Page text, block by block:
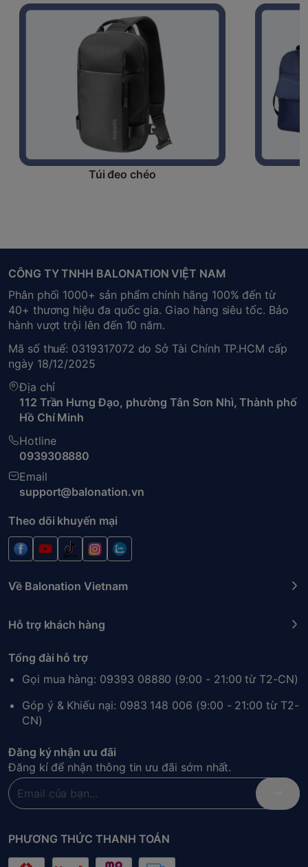
Túi đeo chéo
CÔNG TY TNHH BALONATION VIỆT NAM
Phân phối 1000+ sản phẩm chính hãng 100% đến từ
40+ thương hiệu đa quốc gia. Giao hàng siêu tốc. Bảo
hành vượt trội lên đến 10 năm.
Mã số thuế: 0319317072 do Sở Tài Chính TP.HCM cấp
ngày 18/12/2025
Địa chỉ
112 Trần Hưng Đạo, phường Tân Sơn Nhì, Thành phố
Hồ Chí Minh
Hotline
0939308880
Email
support@balonation.vn
Theo dõi khuyến mại
Về Balonation Vietnam
Hỗ trợ khách hàng
Tổng đài hỗ trợ
Gọi mua hàng: 09393 08880 (9:00 - 21:00 từ T2-CN)
Góp ý & Khiếu nại: 0983 148 006 (9:00 - 21:00 từ T2-
CN)
Đăng ký nhận ưu đãi
Đăng kí để nhận thông tin ưu đãi sớm nhất.
PHƯƠNG THỨC THANH TOÁN